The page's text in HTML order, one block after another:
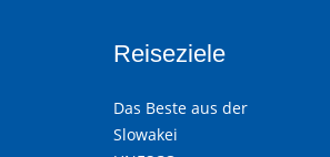
Reiseziele
Das Beste aus der
Slowakei